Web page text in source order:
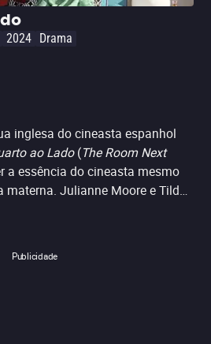
poder combater esse mal.Leia
– Lalo Ortega
2024 Drama
inglesa do cineasta espanhol
ao Lado(The Room Next
a essência do cineasta mesmo
materna. Julianne Moore e Tilda
dupla como duas mulheres que
cada uma do seu jeito. A
de uma forma inusitada,
Publicidade